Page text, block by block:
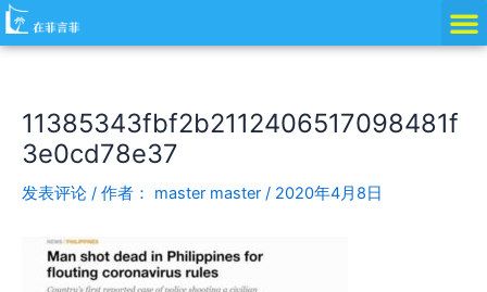
跳
至
11385343fbf2b2112406517098481f
3e0cd78e37
发表评论 / 作者： master master / 2020年4月8日
Post
navigation